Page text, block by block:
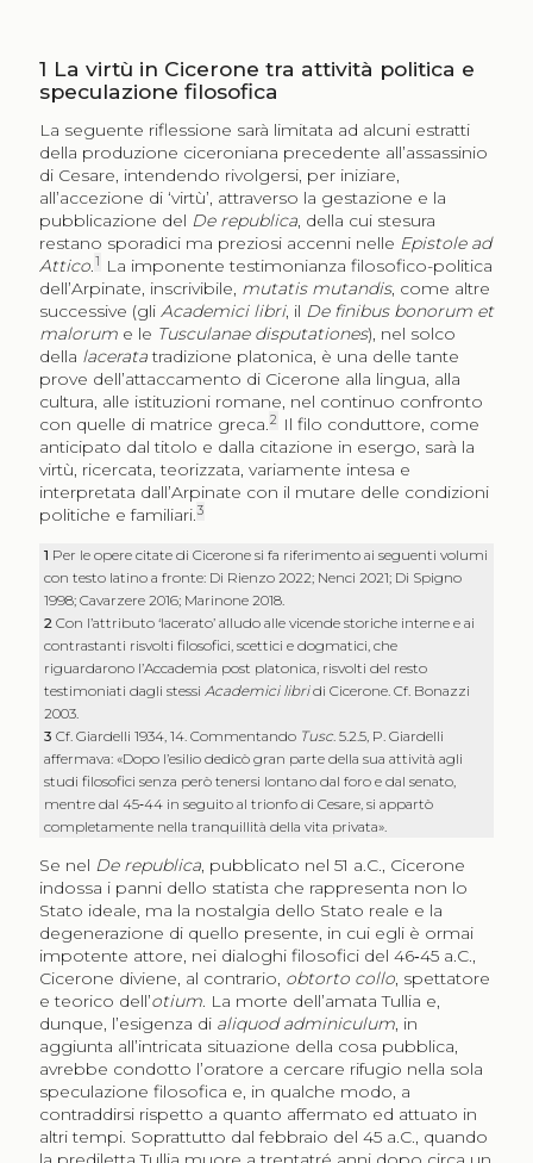
1 La virtù in Cicerone tra attività politica e
speculazione filosofica
La seguente riflessione sarà limitata ad alcuni estratti
della produzione ciceroniana precedente all’assassinio
di Cesare, intendendo rivolgersi, per iniziare,
all’accezione di ‘virtù’, attraverso la gestazione e la
pubblicazione del De republica, della cui stesura
restano sporadici ma preziosi accenni nelle Epistole ad
Attico.1
La imponente testimonianza filosofico-politica
dell’Arpinate, inscrivibile, mutatis mutandis, come altre
successive (gli Academici libri, il De finibus bonorum et
malorume le Tusculanae disputationes), nel solco
della laceratatradizione platonica, è una delle tante
prove dell’attaccamento di Cicerone alla lingua, alla
cultura, alle istituzioni romane, nel continuo confronto
con quelle di matrice greca.2
Il filo conduttore, come
anticipato dal titolo e dalla citazione in esergo, sarà la
virtù, ricercata, teorizzata, variamente intesa e
interpretata dall’Arpinate con il mutare delle condizioni
politiche e familiari.3
1 Per le opere citate di Cicerone si fa riferimento ai seguenti volumi
con testo latino a fronte: Di Rienzo 2022; Nenci 2021; Di Spigno
1998; Cavarzere 2016; Marinone 2018.
2Con l’attributo ‘lacerato’ alludo alle vicende storiche interne e ai
contrastanti risvolti filosofici, scettici e dogmatici, che
riguardarono l’Accademia post platonica, risvolti del resto
testimoniati dagli stessi Academici libridi Cicerone. Cf. Bonazzi
2003.
3Cf. Giardelli 1934, 14. Commentando Tusc. 5.2.5, P. Giardelli
affermava: «Dopo l’esilio dedicò gran parte della sua attività agli
studi filosofici senza però tenersi lontano dal foro e dal senato,
mentre dal 45‑44 in seguito al trionfo di Cesare, si appartò
completamente nella tranquillità della vita privata».
Se nel De republica, pubblicato nel 51 a.C., Cicerone
indossa i panni dello statista che rappresenta non lo
Stato ideale, ma la nostalgia dello Stato reale e la
degenerazione di quello presente, in cui egli è ormai
impotente attore, nei dialoghi filosofici del 46‑45 a.C.,
Cicerone diviene, al contrario, obtorto collo, spettatore
e teorico dell’otium. La morte dell’amata Tullia e,
dunque, l’esigenza di aliquod adminiculum, in
aggiunta all’intricata situazione della cosa pubblica,
avrebbe condotto l’oratore a cercare rifugio nella sola
speculazione filosofica e, in qualche modo, a
contraddirsi rispetto a quanto affermato ed attuato in
altri tempi. Soprattutto dal febbraio del 45 a.C., quando